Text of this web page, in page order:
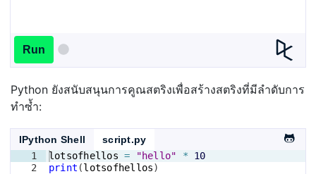
Run
Python ยังสนับสนุนการคูณสตริงเพื่อสร้างสตริงที่มีลำดับการ
ทำซ้ำ:
IPython Shell
script.py
1
2
lotsofhellos = "hello" *
10
print (lotsofhellos)